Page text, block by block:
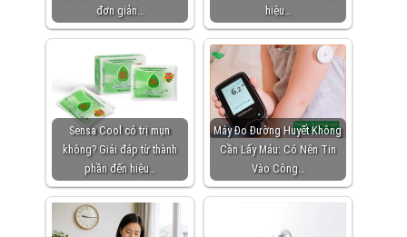
đơn giản…
hiệu…
Sensa Cool có trị mụn
không? Giải đáp từ thành
phần đến hiệu…
Máy Đo Đường Huyết Không
Cần Lấy Máu: Có Nên Tin
Vào Công…